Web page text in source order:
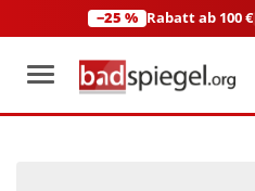
−25 % Rabatt ab 100 €
+49 (0)2306 3744580